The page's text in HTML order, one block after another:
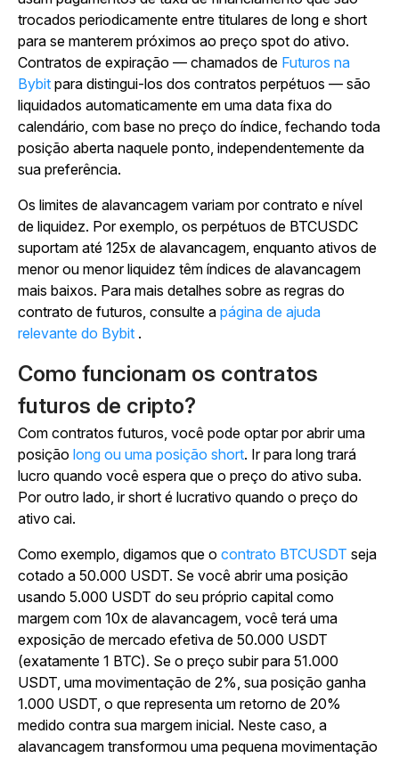
trocados periodicamente entre titulares de long e short
para se manterem próximos ao preço spot do ativo.
Contratos de expiração — chamados de Futuros na
Bybit para distingui-los dos contratos perpétuos — são
liquidados automaticamente em uma data fixa do
calendário, com base no preço do índice, fechando toda
posição aberta naquele ponto, independentemente da
sua preferência.
Os limites de alavancagem variam por contrato e nível
de liquidez. Por exemplo, os perpétuos de BTCUSDC
suportam até 125x de alavancagem, enquanto ativos de
menor ou menor liquidez têm índices de alavancagem
mais baixos. Para mais detalhes sobre as regras do
contrato de futuros, consulte a página de ajuda
relevante do Bybit .
Como funcionam os contratos
futuros de cripto?
Com contratos futuros, você pode optar por abrir uma
posição long ou uma posição short. Ir para long trará
lucro quando você espera que o preço do ativo suba.
Por outro lado, ir short é lucrativo quando o preço do
ativo cai.
Como exemplo, digamos que o contrato BTCUSDT seja
cotado a 50.000 USDT. Se você abrir uma posição
usando 5.000 USDT do seu próprio capital como
margem com 10x de alavancagem, você terá uma
exposição de mercado efetiva de 50.000 USDT
(exatamente 1 BTC). Se o preço subir para 51.000
USDT, uma movimentação de 2%, sua posição ganha
1.000 USDT, o que representa um retorno de 20%
medido contra sua margem inicial. Neste caso, a
alavancagem transformou uma pequena movimentação